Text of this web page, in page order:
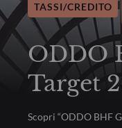
TASSI/CREDITO
ODDO
Target
Scopri “ODDO BHF